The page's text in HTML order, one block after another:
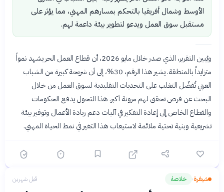
الأوسط وشمال أفريقيا بالتحكم بمسارهم المهني، مما يؤثر على
مستقبل سوق العمل ويدعو لتطوير بيئة داعمة لهم.
ويُبين التقرير، الذي صدر خلال مايو 2026، أن قطاع العمل الحر يشهد نمواً
متزايداً بالمنطقة. يشير هذا الرقم، 30%، إلى أن شريحة كبيرة من الشباب
العربي تُفضّل التغلب على التحديات التقليدية لسوق العمل من خلال
البحث عن فرص تحقق لهم مرونة أكبر. هذا التحول يدفع الحكومات
والقطاع الخاص إلى إعادة التفكير في آليات دعم ريادة الأعمال وتوفير بيئة
تشريعية وبنية تحتية ملائمة لاستيعاب هذا التغير في نمط الحياة المهني.
شيفرة› خلاصة قبل شهرين